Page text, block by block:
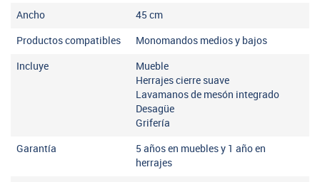
Ancho 45 cm
Productos compatibles Monomandos medios y bajos
Incluye
Mueble
Herrajes cierre suave
Lavamanos de mesón integrado
Desagüe
Grifería
Garantía
5 años en muebles y 1 año en
herrajes